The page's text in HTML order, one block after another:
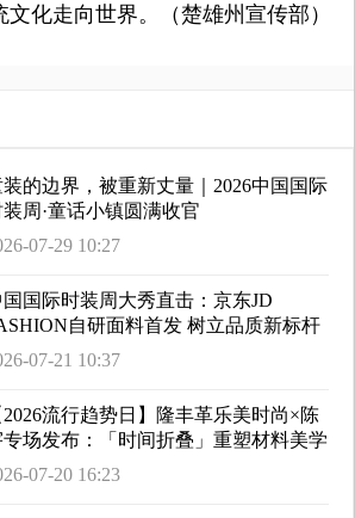
化走向世界。（楚雄州宣传部）
装的边界，被重新丈量｜2026中国国际
装周·童话小镇圆满收官
07-29 10:27
国国际时装周大秀直击：京东JD
自研面料首发 树立品质新标杆
07-21 10:37
2026流行趋势日】隆丰革乐美时尚×陈
专场发布：「时间折叠」重塑材料美学
07-20 16:23